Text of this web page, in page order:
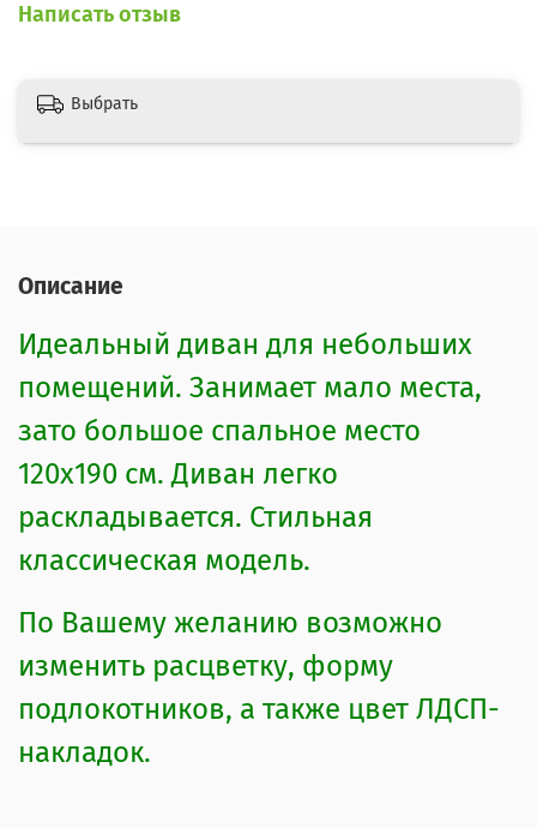
Написать отзыв
Выбрать
Описание
Идеальный диван для небольших
помещений. Занимает мало места,
зато большое спальное место
120х190 см. Диван легко
раскладывается. Стильная
классическая модель.
По Вашему желанию возможно
изменить расцветку, форму
подлокотников, а также цвет ЛДСП-
накладок.